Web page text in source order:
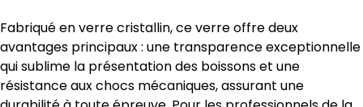
Fabriqué en verre cristallin, ce verre offre deux
avantages principaux : une transparence exceptionnelle
qui sublime la présentation des boissons et une
résistance aux chocs mécaniques, assurant une